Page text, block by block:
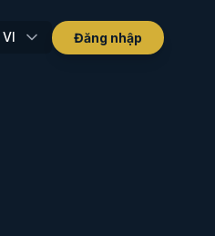
VI Đăng nhập